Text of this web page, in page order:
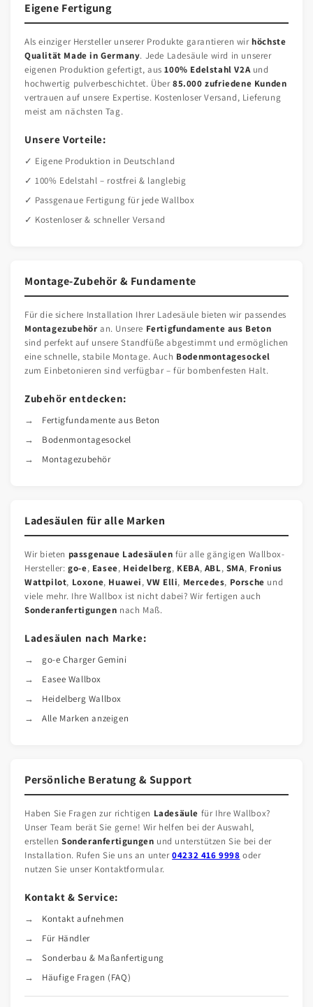
Eigene Fertigung
Als einziger Hersteller unserer Produkte garantieren wirhöchste
Qualität Made in Germany. Jede Ladesäule wird in unserer
eigenen Produktion gefertigt, aus100% Edelstahl V2Aund
hochwertig pulverbeschichtet. Über85.000 zufriedene Kunden
vertrauen auf unsere Expertise. Kostenloser Versand, Lieferung
meist am nächsten Tag.
Unsere Vorteile:
✓ Eigene Produktion in Deutschland
✓ 100% Edelstahl – rostfrei & langlebig
✓ Passgenaue Fertigung für jede Wallbox
✓ Kostenloser & schneller Versand
Montage-Zubehör & Fundamente
Für die sichere Installation Ihrer Ladesäule bieten wir passendes
Montagezubehör an. Unsere Fertigfundamente aus Beton
sind perfekt auf unsere Standfüße abgestimmt und ermöglichen
eine schnelle, stabile Montage. Auch Bodenmontagesockel
zum Einbetonieren sind verfügbar – für bombenfesten Halt.
Zubehör entdecken:
Fertigfundamente aus Beton
Bodenmontagesockel
Montagezubehör
Ladesäulen für alle Marken
Wir bieten passgenaue Ladesäulen für alle gängigen Wallbox-
Hersteller:go-e, Easee, Heidelberg, KEBA, ABL, SMA, Fronius
Wattpilot, Loxone, Huawei,VW Elli, Mercedes, Porsche und
viele mehr. Ihre Wallbox ist nicht dabei? Wir fertigen auch
Sonderanfertigungen nach Maß.
Ladesäulen nach Marke:
go-e Charger Gemini
Easee Wallbox
Heidelberg Wallbox
Alle Marken anzeigen
Persönliche Beratung & Support
Haben Sie Fragen zur richtigen Ladesäule für Ihre Wallbox?
Unser Team berät Sie gerne! Wir helfen bei der Auswahl,
erstellen Sonderanfertigungen und unterstützen Sie bei der
Installation. Rufen Sie uns an unter04232 416 9998 oder
nutzen Sie unser Kontaktformular.
Kontakt & Service:
Kontakt aufnehmen
Für Händler
Sonderbau & Maßanfertigung
Häufige Fragen (FAQ)